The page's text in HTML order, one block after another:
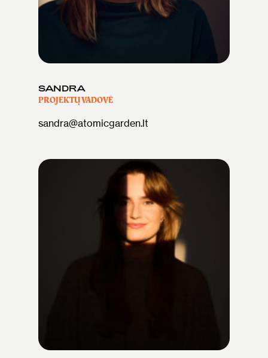
SANDRA
PROJEKTŲ VADOVĖ
sandra@atomicgarden.lt